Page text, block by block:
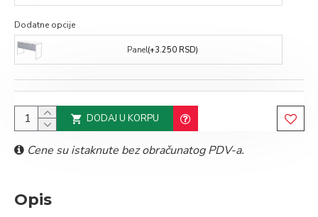
Dodatne opcije
Panel(+3.250 RSD)
DODAJ U KORPU
Cene su istaknute bez obračunatog PDV-a.
Opis